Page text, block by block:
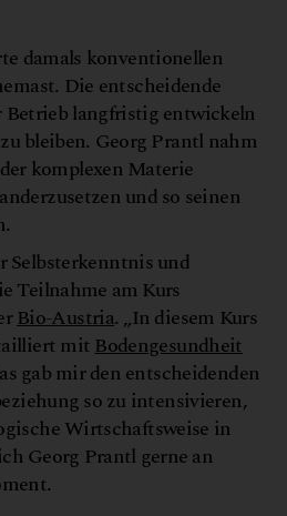
r
damals konventionellen
Die entscheidende
Betrieb langfristig entwickeln
bleiben. Georg Prantl nahm
komplexen Materie
und so seinen
Selbsterkenntnis und
Teilnahme am Kurs
Bio-Austria. „In diesem Kurs
mitBodengesundheit
gab mir den entscheidenden
so zu intensivieren,
Wirtschaftsweise in
Georg Prantl gerne an